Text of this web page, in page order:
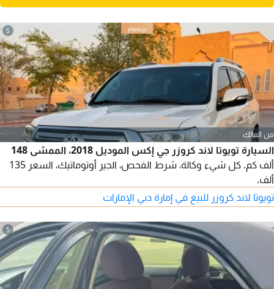
5
من المالك
السيارة تويوتا لاند كروزر جي إكس الموديل 2018، الممشى 148
ألف كم. كل شيء وكالة، شرط الفحص، الجير أوتوماتيك، السعر 135
ألف.
تويوتا لاند كروزر للبيع في إمارة دبي الإمارات
5